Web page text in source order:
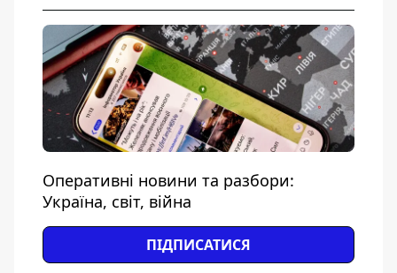
Оперативні новини та разбори:
Україна, світ, війна
ПІДПИСАТИСЯ